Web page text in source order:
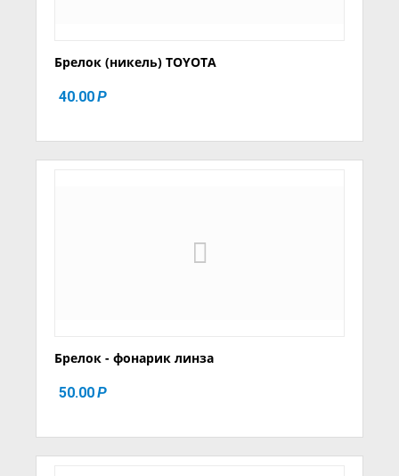
Брелок (никель) TOYOTA
40.00Р
Брелок - фонарик линза
50.00Р